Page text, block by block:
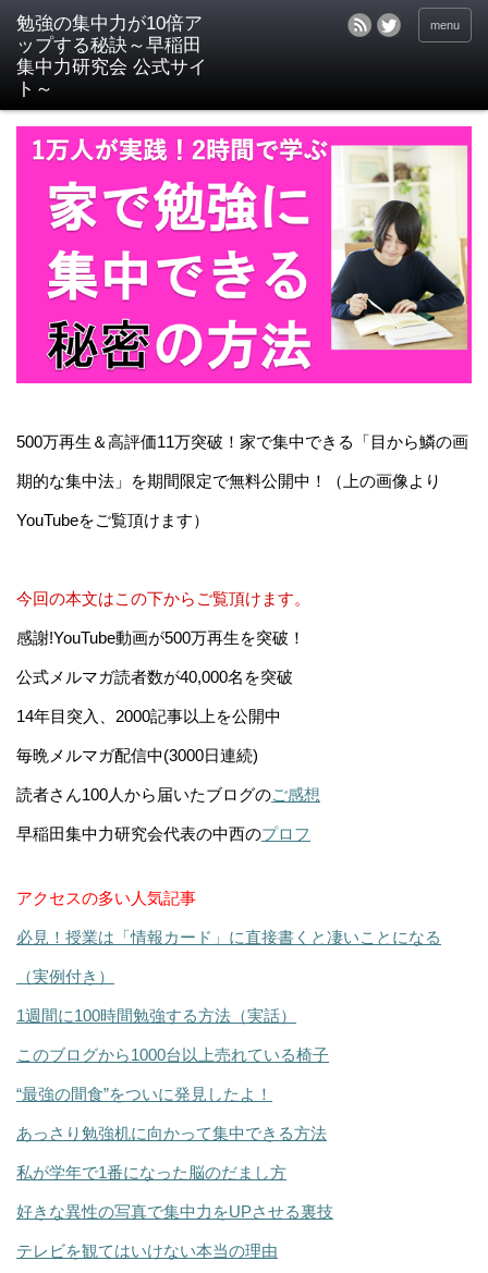
menu
500万再生＆高評価11万突破！家で集中できる「目から鱗の画
期的な集中法」を期間限定で無料公開中！（上の画像より
YouTubeをご覧頂けます）
今回の本文はこの下からご覧頂けます。
感謝!YouTube動画が500万再生を突破！
公式メルマガ読者数が40,000名を突破
14年目突入、2000記事以上を公開中
毎晩メルマガ配信中(3000日連続)
読者さん100人から届いたブログのご感想
早稲田集中力研究会代表の中西のプロフ
アクセスの多い人気記事
必見！授業は「情報カード」に直接書くと凄いことになる
（実例付き）
1週間に100時間勉強する方法（実話）
このブログから1000台以上売れている椅子
“最強の間食”をついに発見したよ！
あっさり勉強机に向かって集中できる方法
私が学年で1番になった脳のだまし方
好きな異性の写真で集中力をUPさせる裏技
テレビを観てはいけない本当の理由